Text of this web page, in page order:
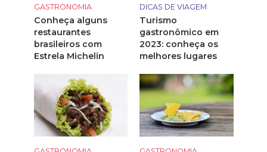
GASTRONOMIA
Conheça alguns
restaurantes
brasileiros com
Estrela Michelin
DICAS DE VIAGEM
Turismo
gastronômico em
2023: conheça os
melhores lugares